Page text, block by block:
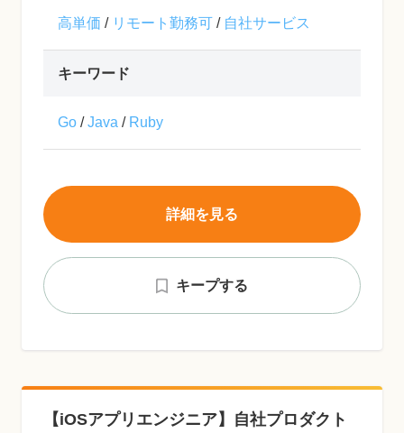
高単価 / リモート勤務可 / 自社サービス
キーワード
Go /Java / Ruby
キープする
詳細を見る
【iOSアプリエンジニア】自社プロダクト